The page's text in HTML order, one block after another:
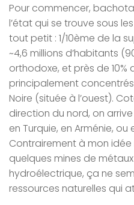
Pour commencer,
l’état qui se trouve sous
tout petit : 1/10ème de la
~4,6 millions d’habitants
orthodoxe, et près de 10%
principalement
Noire (située à l’ouest).
direction du nord, on
en Turquie, en Arménie, ou
Contrairement à mon idée
quelques mines de
hydroélectrique, ça ne
ressources naturelles qui